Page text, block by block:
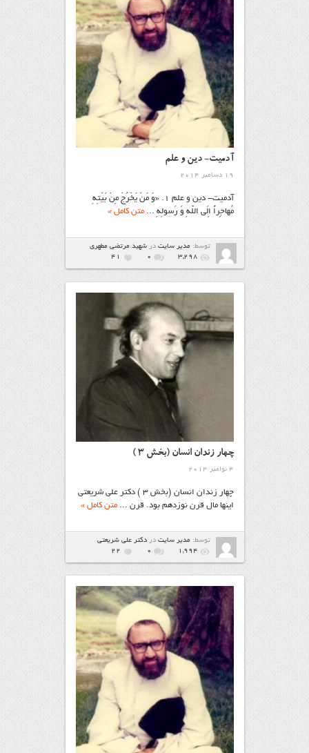
آدمیت- دین و علم
19 دسامبر 2014
آدمیت- دین و علم ۱. «وَ مَنْ یَخْرُجْ مِنْ بَیْتِهِ
مُهاجِراً اِلَی اللّهِ وَ رَسولِهِ ...متن کامل »
توسط: مدیر سایتدرشهيد مرتضي مطهري
3,298
۰ 41
چهار زندان انسان (بخش ۳ )
4 نوامبر 2014
چهار زندان انسان (بخش ۳ ) دکتر علی‌ شریعتی
اینها مال قرن نوزدهم بود. قرن ...متن کامل »
توسط: مدیر سایتدردکتر علی شریعتی
1,994
۰ 22